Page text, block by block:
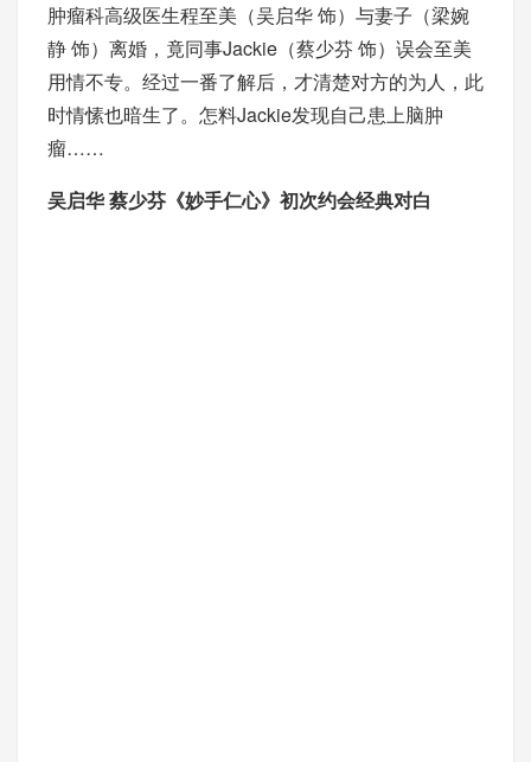
肿瘤科高级医生程至美（吴启华 饰）与妻子（梁婉
静 饰）离婚，竟同事Jackie（蔡少芬 饰）误会至美
用情不专。经过一番了解后，才清楚对方的为人，此
时情愫也暗生了。怎料Jackie发现自己患上脑肿
瘤……
吴启华 蔡少芬《妙手仁心》初次约会经典对白